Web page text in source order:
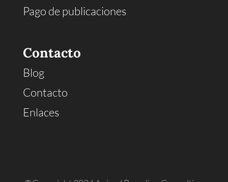
Pago de publicaciones
Contacto
Blog
Contacto
Enlaces